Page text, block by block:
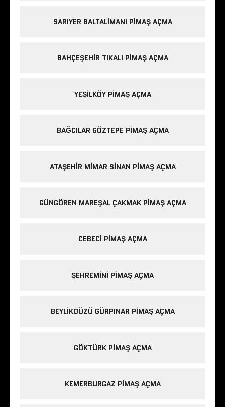
SARIYER BALTALIMANI PIMAŞ AÇMA
BAHÇEŞEHIR TIKALI PIMAŞ AÇMA
YEŞILKÖY PIMAŞ AÇMA
BAĞCILAR GÖZTEPE PIMAŞ AÇMA
ATAŞEHIR MIMAR SINAN PIMAŞ AÇMA
GÜNGÖREN MAREŞAL ÇAKMAK PIMAŞ AÇMA
CEBECI PIMAŞ AÇMA
ŞEHREMINI PIMAŞ AÇMA
BEYLIKDÜZÜ GÜRPINAR PIMAŞ AÇMA
GÖKTÜRK PIMAŞ AÇMA
KEMERBURGAZ PIMAŞ AÇMA